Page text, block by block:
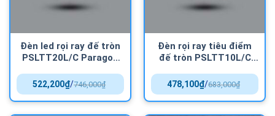
Đèn led rọi ray đế tròn
PSLTT20L/C Paragon
746,000₫
/
522,200₫
Đèn rọi ray tiêu điểm
đế tròn PSLTT10L/C
thực683,000₫
/
478,100₫